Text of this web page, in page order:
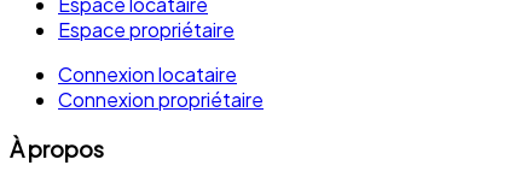
Espace propriétaire
Connexion locataire
Connexion propriétaire
À propos